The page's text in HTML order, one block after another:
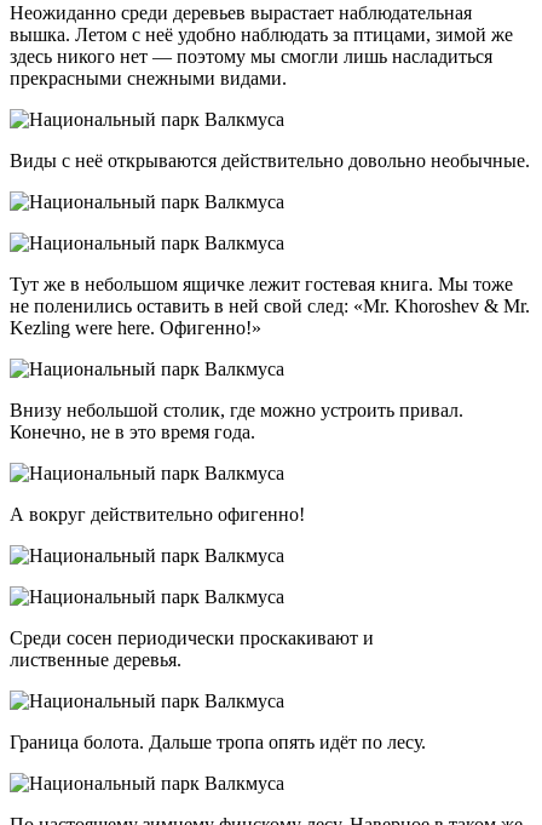
Неожиданно среди деревьев вырастает наблюдательная
вышка. Летом с неё удобно наблюдать за птицами, зимой же
здесь никого нет — поэтому мы смогли лишь насладиться
прекрасными снежными видами.
Виды с неё открываются действительно довольно необычные.
Тут же в небольшом ящичке лежит гостевая книга. Мы тоже
не поленились оставить в ней свой след: «Mr. Khoroshev & Mr.
Kezling were here. Офигенно!»
Внизу небольшой столик, где можно устроить привал.
Конечно, не в это время года.
А вокруг действительно офигенно!
Среди сосен периодически проскакивают и
лиственные деревья.
Граница болота. Дальше тропа опять идёт по лесу.